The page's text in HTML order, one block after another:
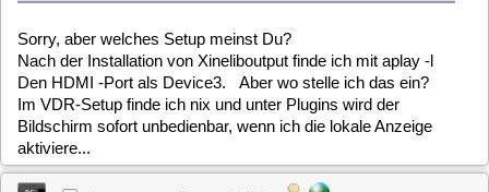
weil ich schon seit Jahren kein MLD-5 System mehr
verwende...
In der /etc/rc.config gibt es die Variable "VDR_SXFE_ARGS".
Dort kannst Du den Parameter " -d 0:1" oder " -d 1:0"
hinzufügen. Je nachdem wie Dein Zweiter Bildschirm erkannt
wurde, könnte einer der beiden Werte helfen. Nach dem
Hinzufügen einer der Parameter muss die Ausgabe per
Eventuell hilft es aber auch schon, wenn Du auch noch im